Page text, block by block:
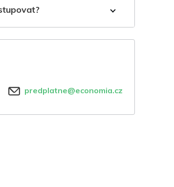
predplatne@economia.cz